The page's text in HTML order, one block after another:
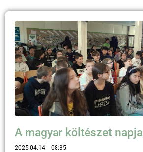
A magyar költészet napja
2025.04.14. 08:35